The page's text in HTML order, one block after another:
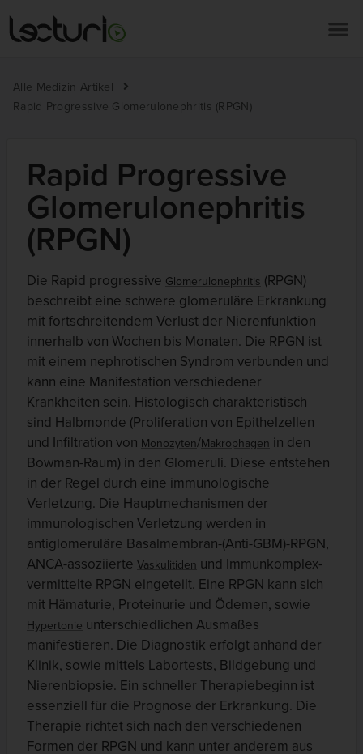
Alle Medizin Artikel
Rapid Progressive Glomerulonephritis (RPGN)
Rapid Progressive
Glomerulonephritis
(RPGN)
Die Rapid progressive Glomerulonephritis (RPGN)
beschreibt eine schwere glomeruläre Erkrankung
mit fortschreitendem Verlust der Nierenfunktion
innerhalb von Wochen bis Monaten. Die RPGN ist
mit einem nephrotischen Syndrom verbunden und
kann eine Manifestation verschiedener
Krankheiten sein. Histologisch charakteristisch
sind Halbmonde (Proliferation von Epithelzellen
und Infiltration von Monozyten/Makrophagen in den
Bowman-Raum) in den Glomeruli. Diese entstehen
in der Regel durch eine immunologische
Verletzung. Die Hauptmechanismen der
immunologischen Verletzung werden in
antiglomeruläre Basalmembran-(Anti-GBM)-RPGN,
ANCA-assoziierte Vaskulitiden und Immunkomplex-
vermittelte RPGN eingeteilt. Eine RPGN kann sich
mit Hämaturie, Proteinurie und Ödemen, sowie
Hypertonie unterschiedlichen Ausmaßes
manifestieren. Die Diagnostik erfolgt anhand der
Klinik, sowie mittels Labortests, Bildgebung und
Nierenbiopsie. Ein schneller Therapiebeginn ist
essenziell für die Prognose der Erkrankung. Die
Therapie richtet sich nach den verschiedenen
Formen der RPGN und kann unter anderem aus